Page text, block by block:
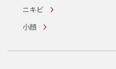
ニキビ
小顔